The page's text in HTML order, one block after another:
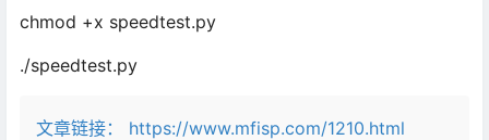
chmod +x speedtest.py
./speedtest.py
文章链接：
https://www.mfisp.com/1210.html